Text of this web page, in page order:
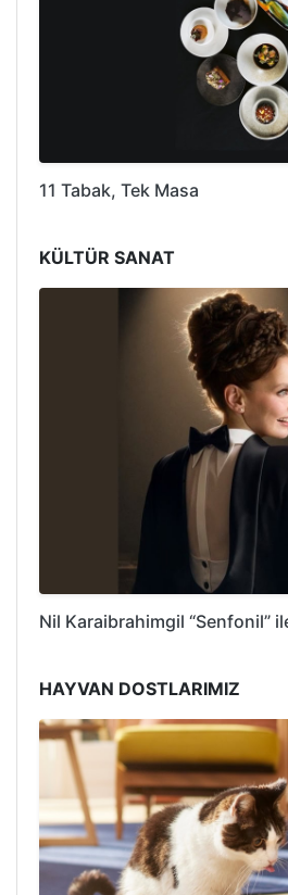
11 Tabak, Tek Masa
KÜLTÜR SANAT
Nil Karaibrahimgil “Senfonil”
HAYVAN DOSTLARIMIZ